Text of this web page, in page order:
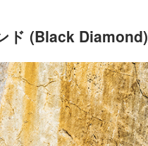
ド (Black Diamond)